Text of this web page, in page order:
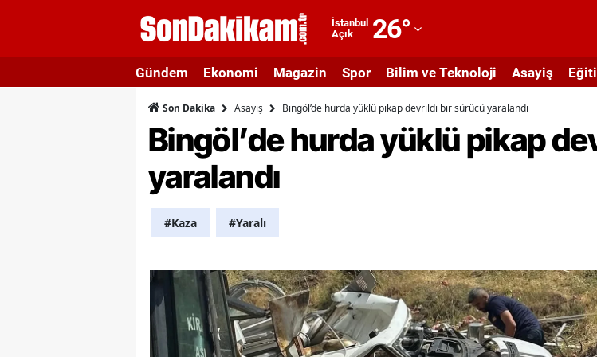
İstanbul
Açık
26°
Adıyaman
Afyonkarahisar
Ağrı
Artvin
Aydın
Balıkesir
Gündem Ekonomi Magazin Spor Bilim ve Teknoloji Asayiş
Son Dakika Asayiş Bingöl’de hurda yüklü pikap devrildi bir sürücü yaralandı
Bingöl’de hurda yüklü pikap
yaralandı
#Kaza #Yaralı